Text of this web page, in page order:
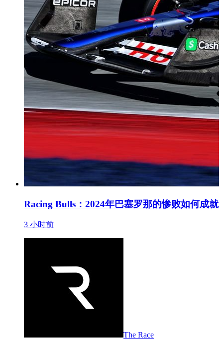
Racing Bulls：2024年巴塞罗那的惨败如何成就
3 小时前
The Race